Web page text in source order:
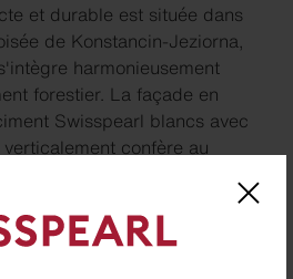
et durable est située dans
de Konstancin-Jeziorna,
harmonieusement
forestier. La façade en
Swisspearl blancs avec
confère au
la maison dans le paysage
au premier plan.